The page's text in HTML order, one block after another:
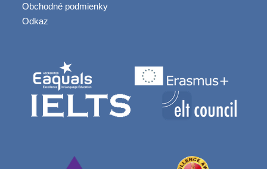
Obchodné podmienky
Odkaz